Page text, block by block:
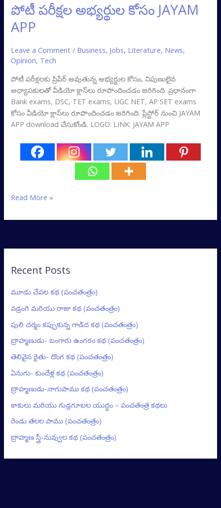
పోటీ పరీక్షల అభ్యర్థుల కోసం JAYAM
APP
Leave a Comment / Business, Jobs, Literature, News,
Opinion, Tech
పోటీ పరీక్షలకు ప్రిపేర్‌ అవుతున్న అభ్యర్థుల కోసం, నిపుణులైన
అధ్యాపకులతో వీడియో క్లాస్‌లు రూపొందించడం జరిగింది. ప్రధానంగా
Bank exams, DSC, TET exams, UGC NET, AP SET exams
కోసం వీడియో క్లాస్‌లు రూపొందించడం జరిగింది. ప్లేస్టోర్‌ నుంచి JAYAM
APP download చేసుకోండి. LOGO: LINK: JAYAM APP
Read More »
Recent Posts
మూడు చేపల కథ (పంచతంత్రం)
వడ్రంగి మరియు రాజు కథ (పంచతంత్రం)
పులి చర్మం కప్పుకున్న గాడిద కథ (పంచతంత్రం)
బ్రాహ్మణుడు- బంగారు ఉంగరం కథ (పంచతంత్రం)
తెలివైన రైతు- దొంగ కథ (పంచతంత్రం)
ఏనుగు- కుందేళ్ల కథ (పంచతంత్రం)
బ్రాహ్మణుడు-నాగుపాము కథ (పంచతంత్రం)
కాకులు మరియు గుడ్లగూబల యుద్ధం – పంచతంత్ర కథలు
రెండు తలల పాము (పంచతంత్రం)
బ్రాహ్మణ స్త్రీ-నువ్వుల కథ (పంచతంత్రం)